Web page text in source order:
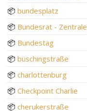
📦 bundesplatz
📦 Bundesrat - Zentrale
📦 Bundestag
📦 büschingstraße
📦 charlottenburg
📦 Checkpoint Charlie
📦 cherukerstraße